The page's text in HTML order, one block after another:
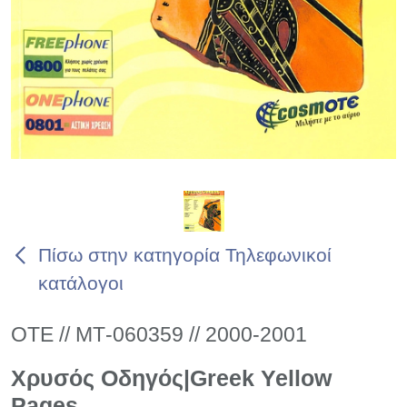
Πίσω στην κατηγορία Τηλεφωνικοί
κατάλογοι
ΟΤΕ // ΜΤ-060359 // 2000-2001
Χρυσός Οδηγός|Greek Yellow